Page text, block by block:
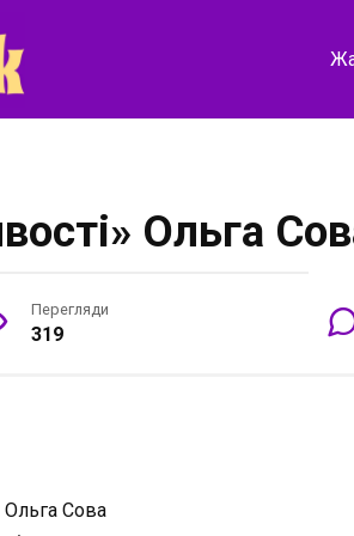
Ольга
Перегляди
319
Ольга Сова